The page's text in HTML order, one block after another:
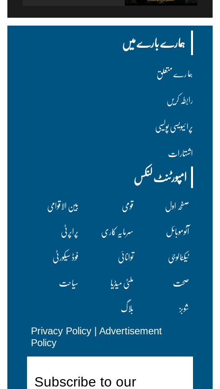
ہمارے بارے میں
ہما رے متعلق
رابطہ کریں
پرا ئیویسی پولسیی
اشتہارات
امپورٹنٹ لنکس
صفحہ اول قومی
بین الاقوامی
آٹوموبائل
سرمایہ کاری
پراپرٹی
ٹیکنالوجی
توانائی
فوڈ سیکورٹی
صحت
ملٹی میڈیا
سیاحت
شوبز
بلاگ
Privacy Policy
Advertisement
Policy
Subscribe to our